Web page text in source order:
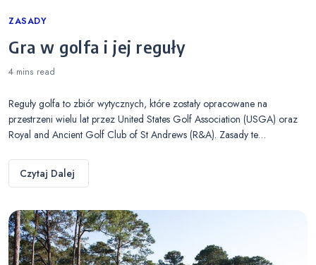
Categories
ZASADY
Gra w golfa i jej reguły
4 mins read
Reguły golfa to zbiór wytycznych, które zostały opracowane na
przestrzeni wielu lat przez United States Golf Association (USGA) oraz
Royal and Ancient Golf Club of St Andrews (R&A). Zasady te…
Czytaj Dalej